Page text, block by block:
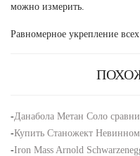
можно измерить.
Равномерное укрепление
-Данабола Метан Соло
-Купить Станожект
-Iron Mass Arnold